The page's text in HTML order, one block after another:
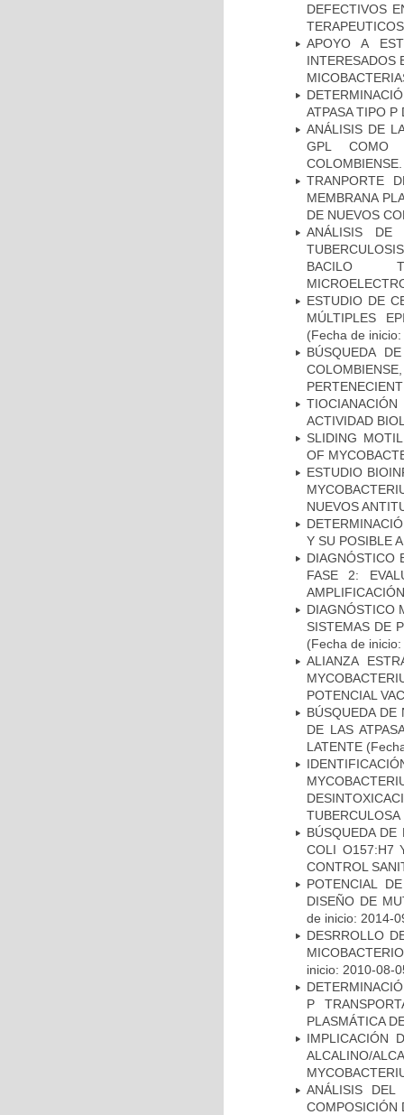
DEFECTIVOS
APOYO A
INTERESADOS
ATPASA TIPO
ANÁLISIS DE
GPL COMO
COLOMBIENSE.
TRANPORTE
MEMBRANA
DE NUEVOS
ANÁLISIS DE
BACILO
ESTUDIO DE
MÚLTIPLES
(Fecha de
BÚSQUEDA
ACTIVIDAD
SLIDING
OF
ESTUDIO
NUEVOS
Y SU POSIBLE
DIAGNÓSTICO
FASE 2:
DIAGNÓSTICO
SISTEMAS DE
(Fecha de
ALIANZA
POTENCIAL
BÚSQUEDA DE
DE LAS
LATENTE
TUBERCULOSA
BÚSQUEDA DE
COLI O157:H7
CONTROL
POTENCIAL
DISEÑO DE
de inicio: 2014-
DESRROLLO
inicio: 2010-08-
P
PLASMÁTICA
IMPLICACIÓN
ALCALINO/
ANÁLISIS DEL
COMPOSICIÓN